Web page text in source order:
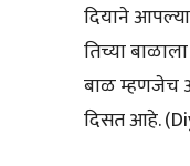
दियाने
तिच्या
बाळ म्हणजेच
दिसत आहे.